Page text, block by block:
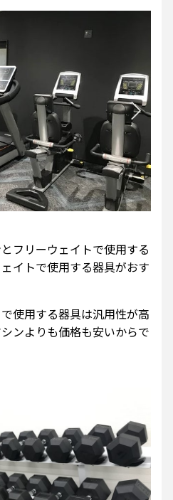
フリーウェイトで使用する
イトで使用する器具がおす
使用する器具は汎用性が高
ンよりも価格も安いからで